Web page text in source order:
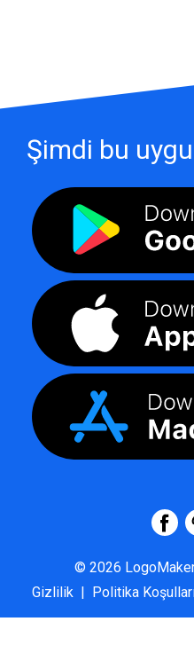
Şimdi bu
© 2026
Gizlilik | Politika